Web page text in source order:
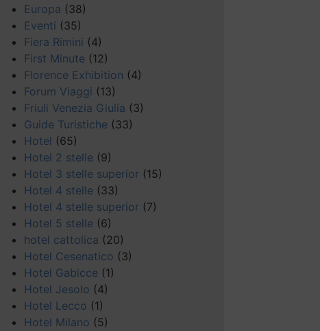
Europa (38)
Eventi (35)
Fiera Rimini (4)
First Minute (12)
Florence Exhibition (4)
Forum Viaggi (13)
Friuli Venezia Giulia (3)
Guide Turistiche (33)
Hotel (65)
Hotel 2 stelle (9)
Hotel 3 stelle superior (15)
Hotel 4 stelle (33)
Hotel 4 stelle superior (7)
Hotel 5 stelle (6)
hotel cattolica (20)
Hotel Cesenatico (3)
Hotel Gabicce (1)
Hotel Jesolo (4)
Hotel Lecco (1)
Hotel Milano (5)